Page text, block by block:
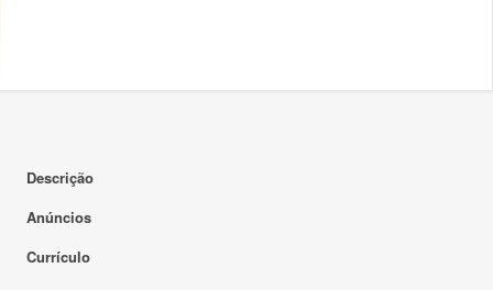
Descrição
Anúncios
Currículo